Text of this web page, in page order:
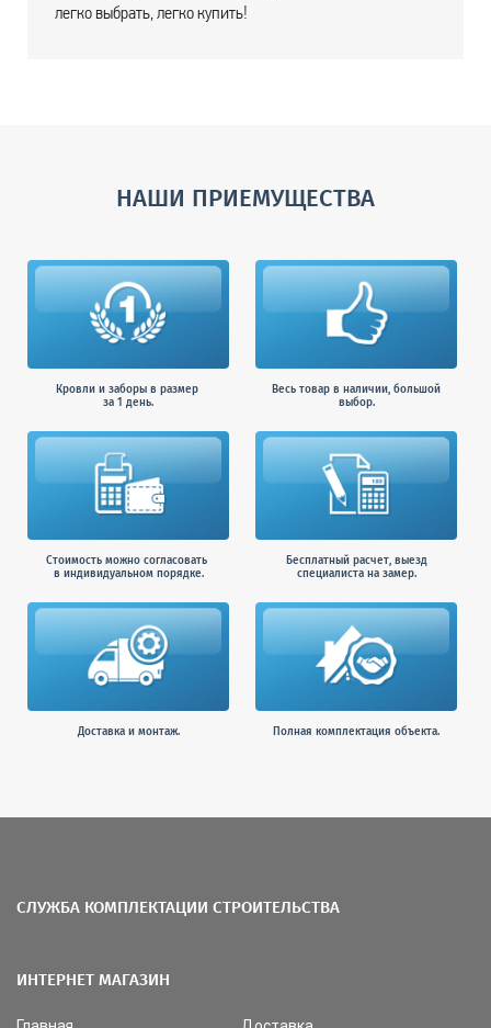
легко выбрать, легко купить!
НАШИ ПРИЕМУЩЕСТВА
Кровли и заборы в размер
за 1 день.
Весь товар в наличии, большой
выбор.
Стоимость можно согласовать
в индивидуальном порядке.
Бесплатный расчет, выезд
специалиста на замер.
Доставка и монтаж. Полная комплектация объекта.
СЛУЖБА КОМПЛЕКТАЦИИ СТРОИТЕЛЬСТВА
ИНТЕРНЕТ МАГАЗИН